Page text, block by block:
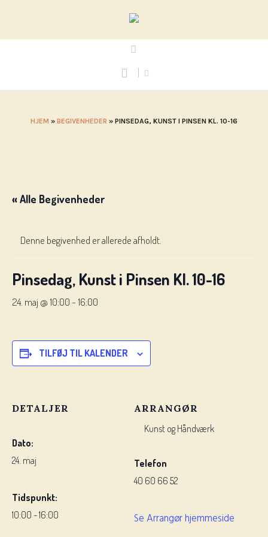
HJEM » BEGIVENHEDER » PINSEDAG, KUNST I PINSEN KL. 10-16
« Alle Begivenheder
Denne begivenhed er allerede afholdt.
Pinsedag, Kunst i Pinsen Kl. 10-16
24. maj @ 10:00 -16:00
TILFØJ TIL KALENDER
DETALJER
Dato:
24. maj
Tidspunkt:
10:00 - 16:00
ARRANGØR
Kunst og Håndværk
Telefon
40 60 66 52
Se Arrangør hjemmeside